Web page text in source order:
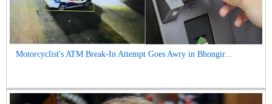
Motorcyclist's ATM Break-In Attempt Goes Awry in Bhongir...